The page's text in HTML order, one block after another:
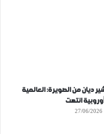
ديان من الصويرة: العالمية
انتهت
27/06/2026